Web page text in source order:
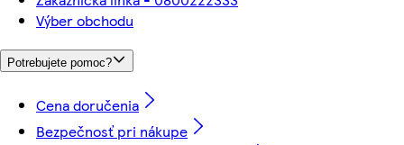
Výber obchodu
Potrebujete pomoc?
Cena doručenia
Bezpečnosť pri nákupe